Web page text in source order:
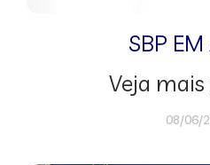
SBP
Veja
08/06/